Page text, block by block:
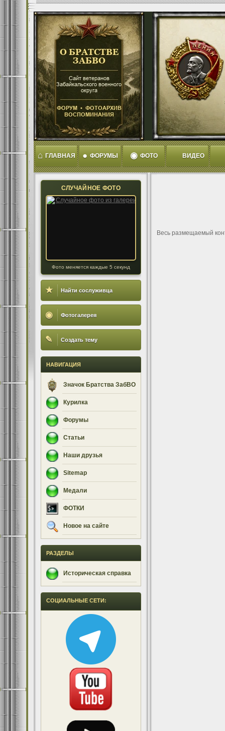
⌂ ГЛАВНАЯ ● ФОРУМЫ ◉ ФОТО ВИДЕО
СЛУЧАЙНОЕ ФОТО
Фото меняется каждые 5 секунд
★ Найти сослуживца
◉ Фотогалерея
✎ Создать тему
НАВИГАЦИЯ
Значок Братства ЗабВО
Курилка
Форумы
Статьи
Наши друзья
Sitemap
Медали
ФОТКИ
Новое на сайте
РАЗДЕЛЫ
Историческая справка
СОЦИАЛЬНЫЕ СЕТИ:
Весь размещаемый